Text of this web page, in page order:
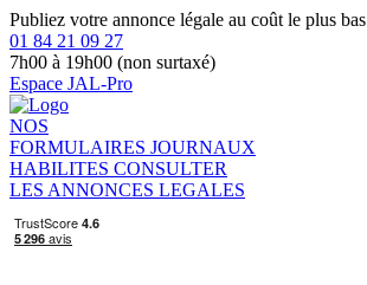
Publiez votre annonce légale au coût le plus bas
01 84 21 09 27
7h00 à 19h00 (non surtaxé)
Espace JAL-Pro
NOS
FORMULAIRES JOURNAUX
HABILITES CONSULTER
LES ANNONCES LEGALES